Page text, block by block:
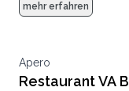
mehr erfahren
Apero
Restaurant VA